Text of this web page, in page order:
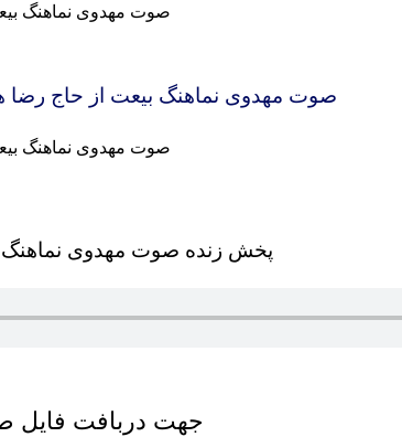
صوت مهدوی نماهنگ بیعت از حاج رضا
پخش زنده صوت مهدوی نماهنگ
جهت دربافت فایل